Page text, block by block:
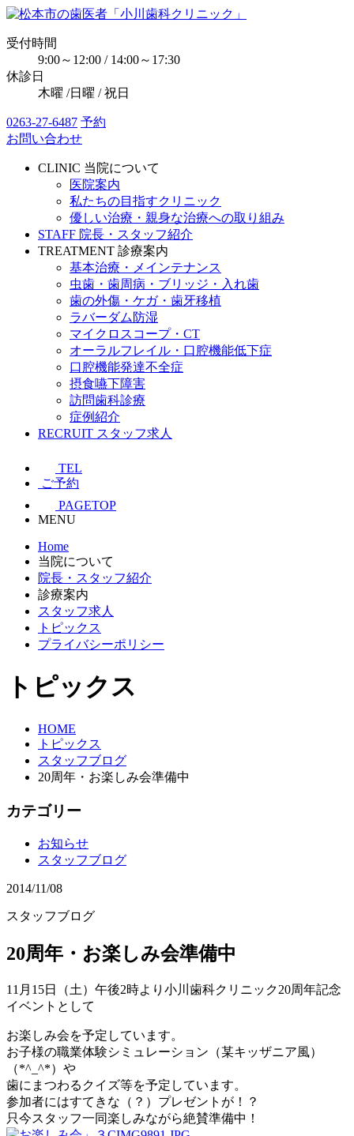
受付時間
9:00～12:00 / 14:00～17:30
休診日
木曜 /日曜 / 祝日
0263-27-6487 予約
お問い合わせ
CLINIC 当院について
医院案内
私たちの目指すクリニック
優しい治療・親身な治療への取り組み
STAFF 院長・スタッフ紹介
TREATMENT 診療案内
基本治療・メインテナンス
虫歯・歯周病・ブリッジ・入れ歯
歯の外傷・ケガ・歯牙移植
ラバーダム防湿
マイクロスコープ・CT
オーラルフレイル・口腔機能低下症
口腔機能発達不全症
摂食嚥下障害
訪問歯科診療
症例紹介
RECRUIT スタッフ求人
TEL
ご予約
PAGETOP
MENU
Home
当院について
院長・スタッフ紹介
診療案内
スタッフ求人
トピックス
プライバシーポリシー
トピックス
HOME
トピックス
スタッフブログ
20周年・お楽しみ会準備中
カテゴリー
お知らせ
スタッフブログ
2014/11/08
スタッフブログ
20周年・お楽しみ会準備中
11月15日（土）午後2時より小川歯科クリニック20周年記念
イベントとして
お楽しみ会を予定しています。
お子様の職業体験シミュレーション（某キッザニア風）
（*^_^*）や
歯にまつわるクイズ等を予定しています。
参加者にはすてきな（？）プレゼントが！？
只今スタッフ一同楽しみながら絶賛準備中！